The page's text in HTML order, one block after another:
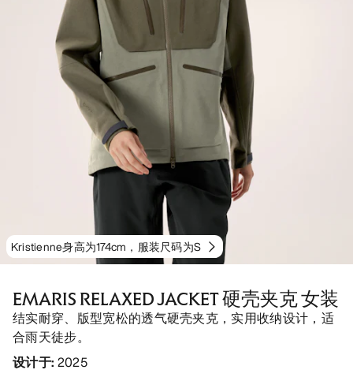
Kristienne身高为174cm，服装尺码为S
EMARIS RELAXED JACKET 硬壳夹克 女装
结实耐穿、版型宽松的透气硬壳夹克，实用收纳设计，适
合雨天徒步。
设计于: 2025